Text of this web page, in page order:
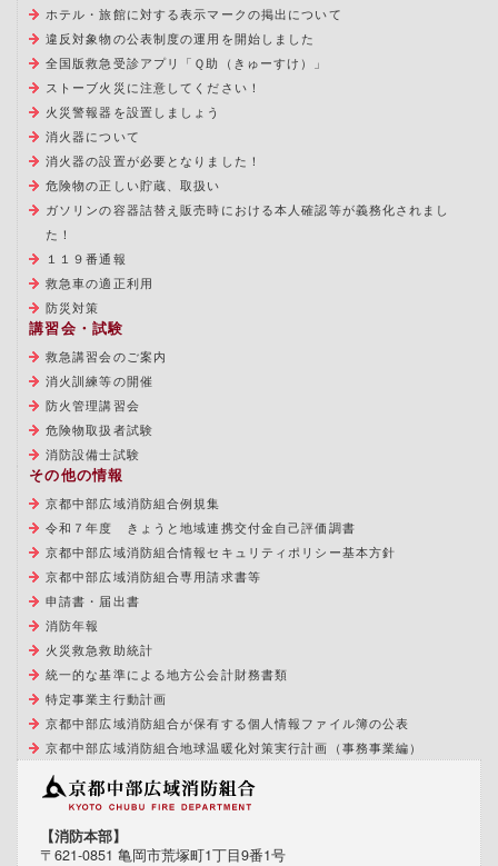
ホテル・旅館に対する表示マークの掲出について
違反対象物の公表制度の運用を開始しました
全国版救急受診アプリ「Ｑ助（きゅーすけ）」
ストーブ火災に注意してください！
火災警報器を設置しましょう
消火器について
消火器の設置が必要となりました！
危険物の正しい貯蔵、取扱い
ガソリンの容器詰替え販売時における本人確認等が義務化されまし
た！
１１９番通報
救急車の適正利用
防災対策
講習会・試験
救急講習会のご案内
消火訓練等の開催
防火管理講習会
危険物取扱者試験
消防設備士試験
その他の情報
京都中部広域消防組合例規集
令和７年度 きょうと地域連携交付金自己評価調書
京都中部広域消防組合情報セキュリティポリシー基本方針
京都中部広域消防組合専用請求書等
申請書・届出書
消防年報
火災救急救助統計
統一的な基準による地方公会計財務書類
特定事業主行動計画
京都中部広域消防組合が保有する個人情報ファイル簿の公表
京都中部広域消防組合地球温暖化対策実行計画（事務事業編）
【消防本部】
〒621-0851 亀岡市荒塚町1丁目9番1号